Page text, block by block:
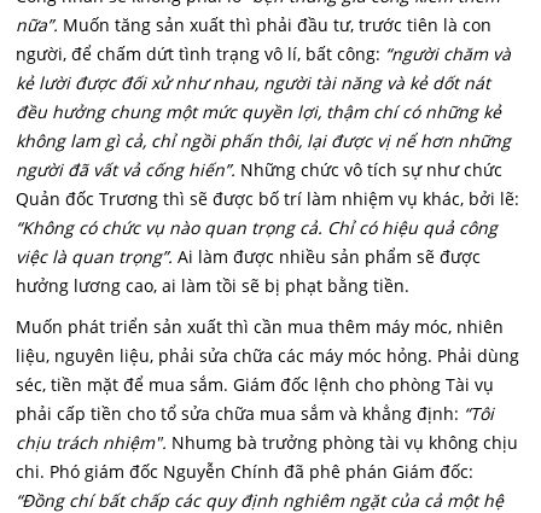
nữa”. Muốn tăng sản xuất thì phải đầu tư, trước tiên là con
người, để chấm dứt tình trạng vô lí, bất công: “người chăm và
kẻ lười được đối xử như nhau, người tài năng và kẻ dốt nát
đều hưởng chung một mức quyền lợi, thậm chí có những kẻ
không lam gì cả, chỉ ngồi phấn thôi, lại được vị nể hơn những
người đã vất vả cống hiến”. Những chức vô tích sự như chức
Quản đốc Trương thì sẽ được bố trí làm nhiệm vụ khác, bởi lẽ:
“Không có chức vụ nào quan trọng cả. Chỉ có hiệu quả công
việc là quan trọng”. Ai làm được nhiều sản phẩm sẽ được
hưởng lương cao, ai làm tồi sẽ bị phạt bằng tiền.
Muốn phát triển sản xuất thì cần mua thêm máy móc, nhiên
liệu, nguyên liệu, phải sửa chữa các máy móc hỏng. Phải dùng
séc, tiền mặt để mua sắm. Giám đốc lệnh cho phòng Tài vụ
phải cấp tiền cho tổ sửa chữa mua sắm và khẳng định: “Tôi
chịu trách nhiệm". Nhumg bà trưởng phòng tài vụ không chịu
chi. Phó giám đốc Nguyễn Chính đã phê phán Giám đốc:
“Đồng chí bất chấp các quy định nghiêm ngặt của cả một hệ